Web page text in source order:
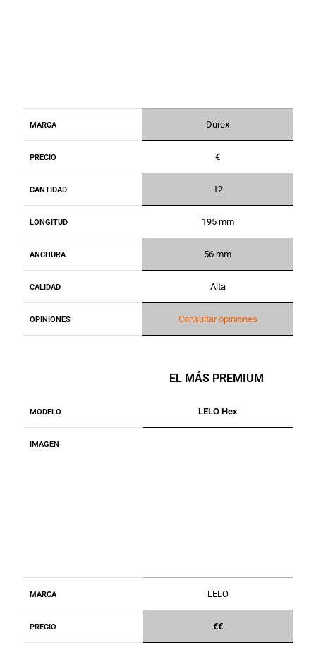
MARCA Durex
PRECIO €
CANTIDAD 12
LONGITUD 195 mm
ANCHURA 56 mm
CALIDAD Alta
OPINIONES Consultar opiniones
EL MÁS PREMIUM
MODELO LELO Hex
IMAGEN
MARCA LELO
PRECIO €€